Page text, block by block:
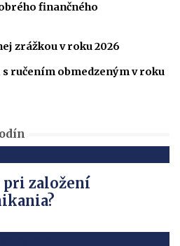
finančného
zrážkou v roku 2026
ručením obmedzeným v roku
založení